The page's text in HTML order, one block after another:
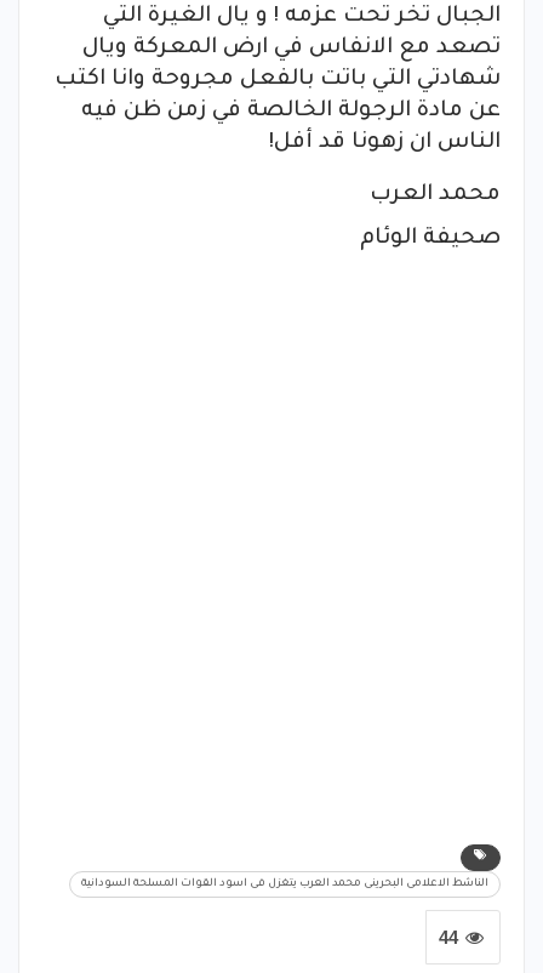
الجبال تخر تحت عزمه ! و يال الغيرة التي
تصعد مع الانفاس في ارض المعركة ويال
شهادتي التي باتت بالفعل مجروحة وانا اكتب
عن مادة الرجولة الخالصة في زمن ظن فيه
الناس ان زهونا قد أفل!
محمد العرب
صحيفة الوئام
الناشط الاعلامى البحرينى محمد العرب يتغزل فى اسود القوات المسلحة السودانية
44